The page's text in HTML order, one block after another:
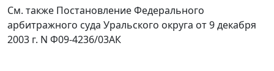
См. также ПостановлениеФедерального
арбитражного суда Уральского округа от 9 декабря
2003 г. N Ф09-4236/03АК